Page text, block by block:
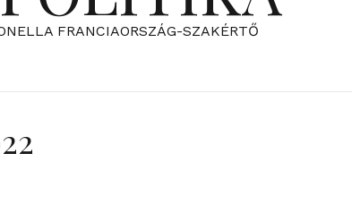
FRANCIAORSZÁG-SZAKÉRTŐ